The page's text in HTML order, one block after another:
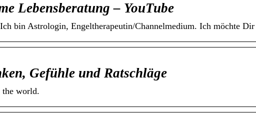
Lebensberatung – YouTube
bin Astrologin, Engeltherapeutin/Channelmedium. Ich möchte
Gefühle und Ratschläge
the world.